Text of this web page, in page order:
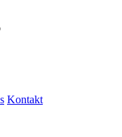
Kontakt